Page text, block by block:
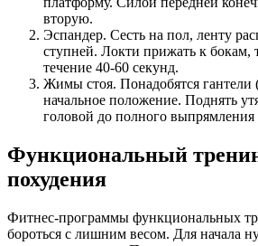
вторую.
Эспандер. Сесть на пол, ленту
ступней. Локти прижать к бокам,
течение 40-60 секунд.
Жимы стоя. Понадобятся гантели
начальное положение. Поднять
головой до полного выпрямления
Функциональный
похудения
Фитнес-программы функциональных
бороться с лишним весом. Для начала